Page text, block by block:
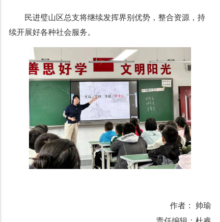
民进璧山区总支将继续发挥界别优势，整合资源，持
续开展好各种社会服务。
作者： 帅瑜